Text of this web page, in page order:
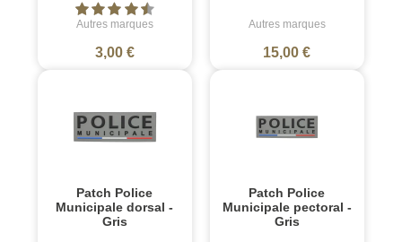
Autres marques
3,00 €
Autres marques
15,00 €
Patch Police
Municipale dorsal -
Gris
Patch Police
Municipale pectoral -
Gris